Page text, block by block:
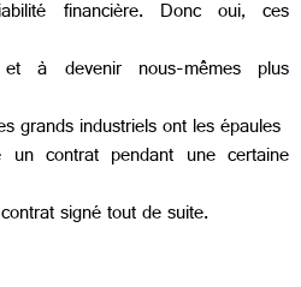
financière. Donc oui, ces
à devenir nous-mêmes plus
grands industriels ont les épaules
contrat pendant une certaine
signé tout de suite.